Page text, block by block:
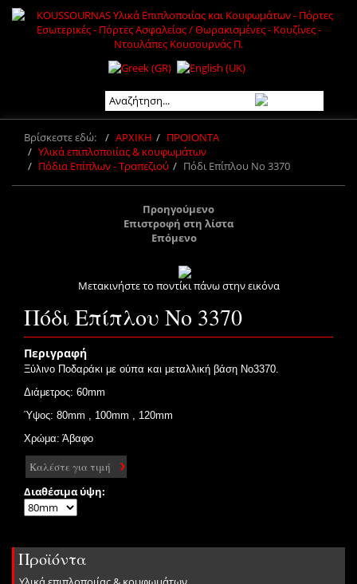
Βρίσκεστε εδώ: ΑΡΧΙΚΗ
ΠΡΟΙΟΝΤΑ
Υλικά επιπλοποιίας & κουφωμάτων
Πόδια Επίπλων - Τραπεζιού
Πόδι Επίπλου Νο 3370
Προηγούμενο
Επιστροφή στη λίστα
Επόμενο
Μετακινήστε το ποντίκι πάνω στην εικόνα
Πόδι Επίπλου Νο 3370
Περιγραφή
Ξύλινο Ποδαράκι με ούπα και μεταλλική βάση Νο3370
Διάμετρος: 60mm
Ύψος: 80mm , 100mm , 120mm
Χρώμα: Άβαφο
Καλέστε για τιμή
Διαθέσιμα ύψη:
Προϊόντα